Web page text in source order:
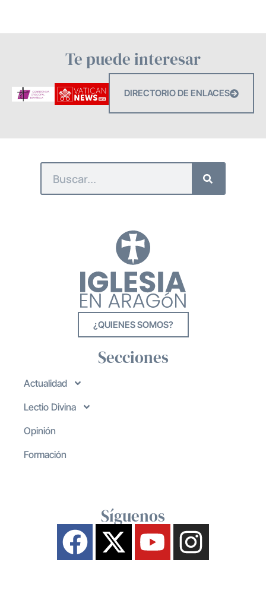
Te puede interesar
DIRECTORIO DE ENLACES
¿QUIENES SOMOS?
Secciones
Actualidad
Lectio Divina
Opinión
Formación
Síguenos